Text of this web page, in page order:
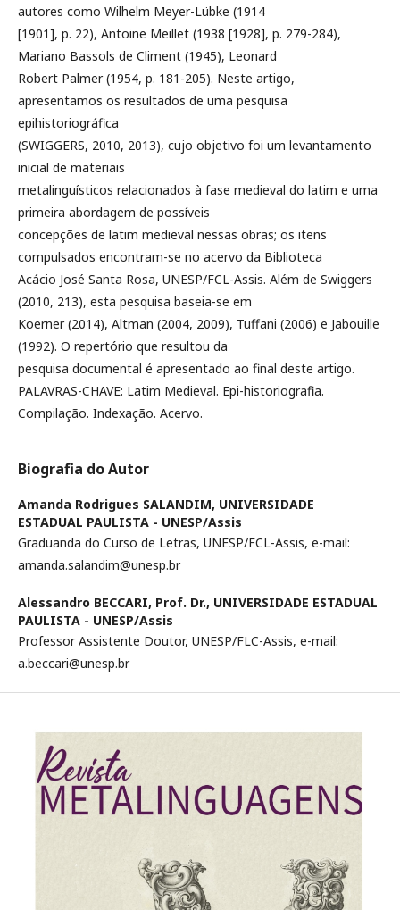
autores como Wilhelm Meyer-Lübke (1914
[1901], p. 22), Antoine Meillet (1938 [1928], p. 279-284),
Mariano Bassols de Climent (1945), Leonard
Robert Palmer (1954, p. 181-205). Neste artigo,
apresentamos os resultados de uma pesquisa
epihistoriográfica
(SWIGGERS, 2010, 2013), cujo objetivo foi um levantamento
inicial de materiais
metalinguísticos relacionados à fase medieval do latim e uma
primeira abordagem de possíveis
concepções de latim medieval nessas obras; os itens
compulsados encontram-se no acervo da Biblioteca
Acácio José Santa Rosa, UNESP/FCL-Assis. Além de Swiggers
(2010, 213), esta pesquisa baseia-se em
Koerner (2014), Altman (2004, 2009), Tuffani (2006) e Jabouille
(1992). O repertório que resultou da
pesquisa documental é apresentado ao final deste artigo.
PALAVRAS-CHAVE: Latim Medieval. Epi-historiografia.
Compilação. Indexação. Acervo.
Biografia do Autor
Amanda Rodrigues SALANDIM, UNIVERSIDADE
ESTADUAL PAULISTA - UNESP/Assis
Graduanda do Curso de Letras, UNESP/FCL-Assis, e-mail:
amanda.salandim@unesp.br
Alessandro BECCARI, Prof. Dr., UNIVERSIDADE ESTADUAL
PAULISTA - UNESP/Assis
Professor Assistente Doutor, UNESP/FLC-Assis, e-mail:
a.beccari@unesp.br